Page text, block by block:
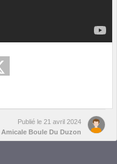
Publié le 21 avril 2024
Amicale Boule Du Duzon